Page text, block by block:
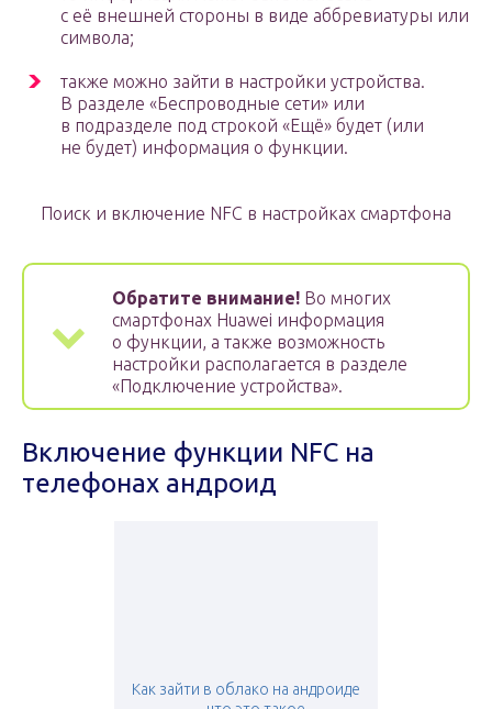
с её внешней стороны в виде аббревиатуры или
символа;
также можно зайти в настройки устройства.
В разделе «Беспроводные сети» или
в подразделе под строкой «Ещё» будет (или
не будет) информация о функции.
Поиск и включение NFC в настройках смартфона
Обратите внимание! Во многих
смартфонах Huawei информация
о функции, а также возможность
настройки располагается в разделе
«Подключение устройства».
Включение функции NFC на
телефонах андроид
Как зайти в облако на андроиде